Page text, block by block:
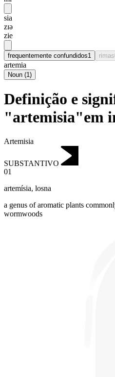
sia
zɪə
zie
frequentemente confundidos1 rimas
artemia
Noun (1)
Definição e
"artemisia"em
Artemisia
SUBSTANTIVO
01
artemísia, losna
a genus of aromatic plants
wormwoods